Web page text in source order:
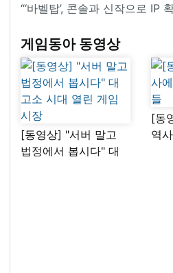
“‘바벨탑’, 콘솔과 신작으로 IP
게임동아 동영상
[동영상] "서버 말고
법정에서 봅시다" 대
[동
역